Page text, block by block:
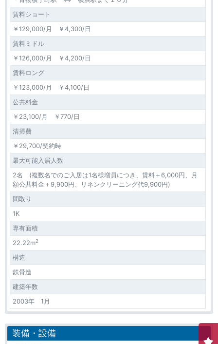
賃料ショート
￥129,000/月 ￥4,300/日
賃料ミドル
￥126,000/月 ￥4,200/日
賃料ロング
￥123,000/月 ￥4,100/日
公共料金
￥23,100/月 ￥770/日
清掃費
￥29,700/契約時
最大可能入居人数
2名 (複数名でのご入居は1名様増員につき、賃料＋6,000円、月
額公共料金＋9,900円、リネンクリーニング代9,900円)
間取り
1K
専有面積
22.22m2
構造
鉄骨造
建築年数
2003年 1月
装備・設備